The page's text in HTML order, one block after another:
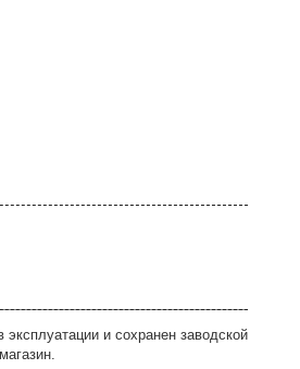
и сохранен заводской